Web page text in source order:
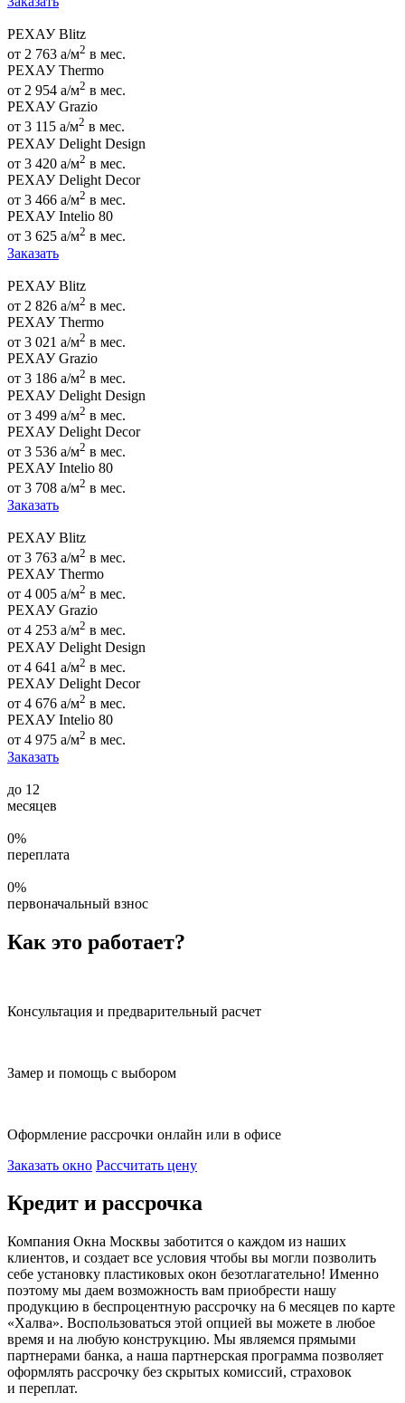
РЕХАУ Blitz
от 2 763 a/м2 в мес.
РЕХАУ Thermo
от 2 954 a/м2 в мес.
РЕХАУ Grazio
от 3 115 a/м2 в мес.
РЕХАУ Delight Design
от 3 420 a/м2 в мес.
РЕХАУ Delight Decor
от 3 466 a/м2 в мес.
РЕХАУ Intelio 80
от 3 625 a/м2 в мес.
Заказать
РЕХАУ Blitz
от 2 826 a/м2 в мес.
РЕХАУ Thermo
от 3 021 a/м2 в мес.
РЕХАУ Grazio
от 3 186 a/м2 в мес.
РЕХАУ Delight Design
от 3 499 a/м2 в мес.
РЕХАУ Delight Decor
от 3 536 a/м2 в мес.
РЕХАУ Intelio 80
от 3 708 a/м2 в мес.
Заказать
РЕХАУ Blitz
от 3 763 a/м2 в мес.
РЕХАУ Thermo
от 4 005 a/м2 в мес.
РЕХАУ Grazio
от 4 253 a/м2 в мес.
РЕХАУ Delight Design
от 4 641 a/м2 в мес.
РЕХАУ Delight Decor
от 4 676 a/м2 в мес.
РЕХАУ Intelio 80
от 4 975 a/м2 в мес.
Заказать
до 12
месяцев
0%
переплата
0%
первоначальный взнос
Как это работает?
Консультация и предварительный расчет
Замер и помощь с выбором
Оформление рассрочки онлайн или в офисе
Заказать окно Рассчитать цену
Кредит и рассрочка
Компания Окна Москвы заботится о каждом из наших
клиентов, и создает все условия чтобы вы могли позволить
себе установку пластиковых окон безотлагательно! Именно
поэтому мы даем возможность вам приобрести нашу
продукцию в беспроцентную рассрочку на 6 месяцев по карте
«Халва». Воспользоваться этой опцией вы можете в любое
время и на любую конструкцию. Мы являемся прямыми
партнерами банка, а наша партнерская программа позволяет
оформлять рассрочку без скрытых комиссий, страховок
и переплат.